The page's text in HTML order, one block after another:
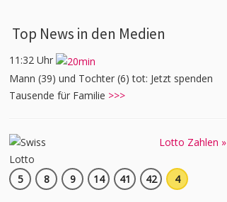
Top News in den Medien
11:32 Uhr
Mann (39) und Tochter (6) tot: Jetzt spenden
Tausende für Familie >>>
Lotto Zahlen »
5 8 9 14 41 42 4